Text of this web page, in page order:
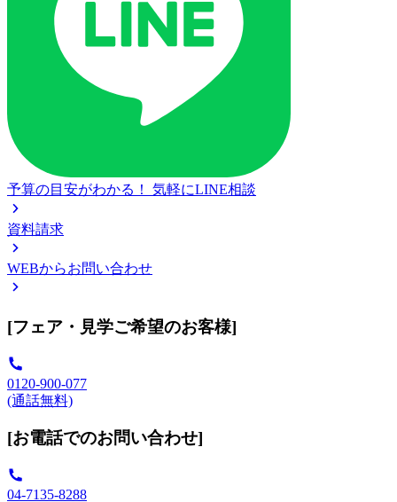
予算の目安がわかる！ 気軽にLINE相談
資料請求
WEBからお問い合わせ
[フェア・見学ご希望のお客様]
0120-900-077
(通話無料)
[お電話でのお問い合わせ]
04-7135-8288